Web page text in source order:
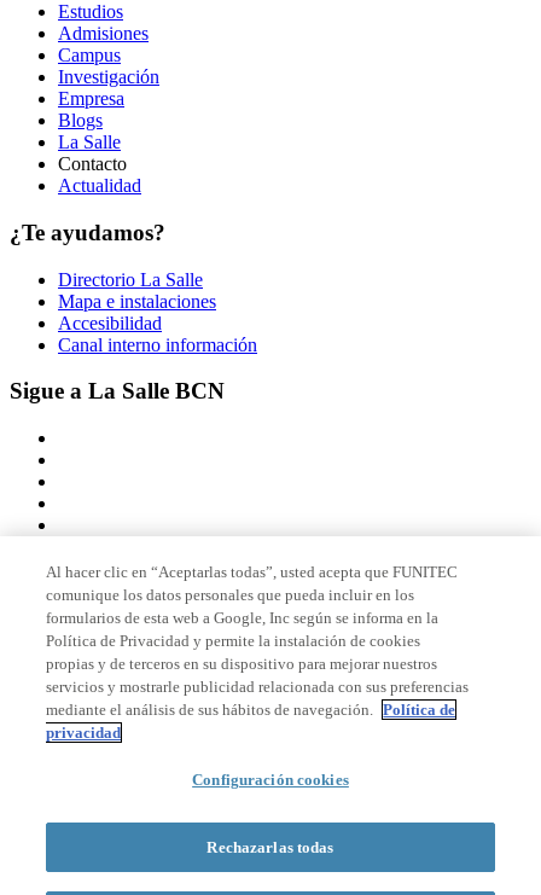
Estudios
Admisiones
Campus
Investigación
Empresa
Blogs
La Salle
Contacto
Actualidad
¿Te ayudamos?
Directorio La Salle
Mapa e instalaciones
Accesibilidad
Canal interno información
Sigue a La Salle BCN
Miembro de
Acreditaciones
© 2026 La Salle Campus Barcelona - URL |
Formulario de búsqueda
Al hacer clic en “Aceptarlas todas”, usted acepta que FUNITEC
comunique los datos personales que pueda incluir en los
formularios de esta web a Google, Inc según se informa en la
Política de Privacidad y permite la instalación de cookies
propias y de terceros en su dispositivo para mejorar nuestros
servicios y mostrarle publicidad relacionada con sus preferencias
mediante el análisis de sus hábitos de navegación. Política de
privacidad
Configuración cookies
Rechazarlas todas